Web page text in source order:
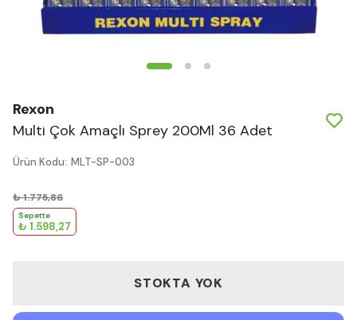
Rexon
Multi Çok Amaçlı Sprey 200Ml 36 Adet
Ürün Kodu: MLT-SP-003
₺ 1.775,86
Sepette
₺ 1.598,27
STOKTA YOK